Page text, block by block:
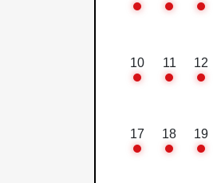
10 11 12
17 18 19